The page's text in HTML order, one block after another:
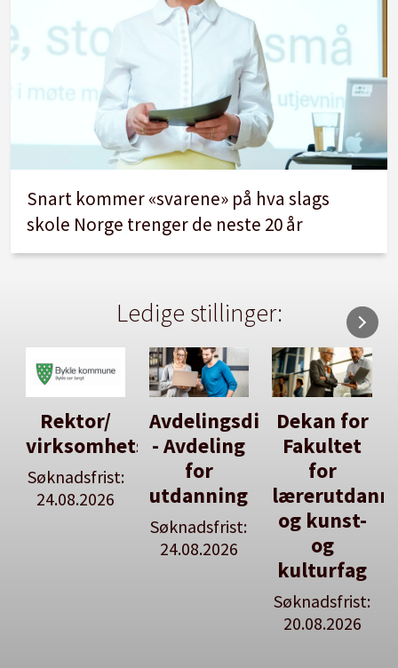
Snart kommer «svarene» på hva slags
skole Norge trenger de neste 20 år
Ledige stillinger:
Avdelingsdirektør
- Avdeling
for
utdanning
Dekan for
Fakultet
for
lærerutdanning
og kunst-
og
Her kan
du utlyse
en ledig
stilling
Se våre
stillingspakker